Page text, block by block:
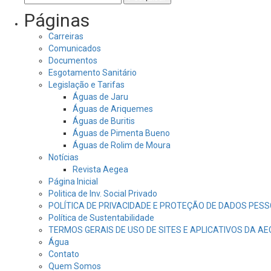
por:
Páginas
Carreiras
Comunicados
Documentos
Esgotamento Sanitário
Legislação e Tarifas
Águas de Jaru
Águas de Ariquemes
Águas de Buritis
Águas de Pimenta Bueno
Águas de Rolim de Moura
Notícias
Revista Aegea
Página Inicial
Politica de Inv. Social Privado
POLÍTICA DE PRIVACIDADE E PROTEÇÃO DE DADOS
Política de Sustentabilidade
TERMOS GERAIS DE USO DE SITES E APLICATIVOS DA
Água
Contato
Quem Somos